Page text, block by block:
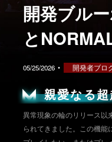
開発ブル
と
05/25/2026 • 開発者ブロ
親愛なる
異常現象の輪のリリース以
られてきました。この機